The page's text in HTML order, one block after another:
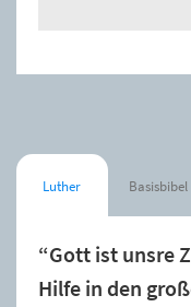
Luther Basisbibel
“Gott ist unsre
Hilfe in den